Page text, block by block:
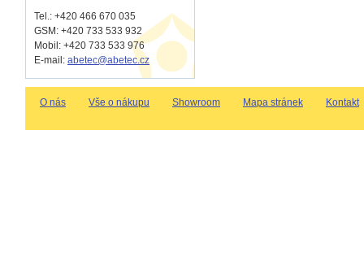
Tel.: +420 466 670 035
GSM: +420 733 533 932
Mobil: +420 733 533 976
E-mail: abetec@abetec.cz
O nás Vše o nákupu Showroom Mapa stránek Kontakt